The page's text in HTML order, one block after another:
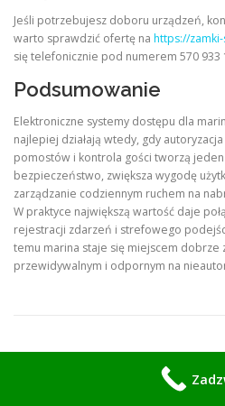
Jeśli potrzebujesz doboru urządzeń,
warto sprawdzić ofertę na https://
się telefonicznie pod numerem 570 933
Podsumowanie
Elektroniczne systemy dostępu dla
najlepiej działają wtedy, gdy
pomostów i kontrola gości tworzą
bezpieczeństwo, zwiększa wygodę
zarządzanie codziennym ruchem na
W praktyce największą wartość daje
rejestracji zdarzeń i strefowego
temu marina staje się miejscem dobrze
przewidywalnym i odpornym na